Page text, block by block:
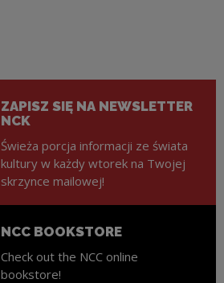
ZAPISZ SIĘ NA NEWSLETTER
NCK
Świeża porcja informacji ze świata
kultury w każdy wtorek na Twojej
skrzynce mailowej!
NCC BOOKSTORE
Check out the NCC online
bookstore!